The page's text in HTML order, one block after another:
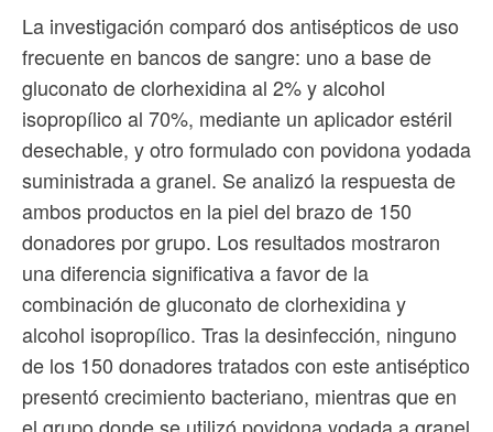
La investigación comparó dos antisépticos de uso
frecuente en bancos de sangre: uno a base de
gluconato de clorhexidina al 2% y alcohol
isopropílico al 70%, mediante un aplicador estéril
desechable, y otro formulado con povidona yodada
suministrada a granel. Se analizó la respuesta de
ambos productos en la piel del brazo de 150
donadores por grupo. Los resultados mostraron
una diferencia significativa a favor de la
combinación de gluconato de clorhexidina y
alcohol isopropílico. Tras la desinfección, ninguno
de los 150 donadores tratados con este antiséptico
presentó crecimiento bacteriano, mientras que en